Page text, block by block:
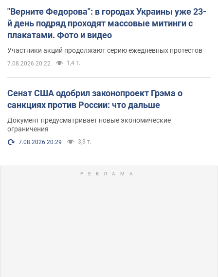
"Верните Федорова": в городах Украины уже 23-
й день подряд проходят массовые митинги с
плакатами. Фото и видео
Участники акций продолжают серию ежедневных протестов
7.08.2026 20:22 1,4 т.
Сенат США одобрил законопроект Грэма о
санкциях против России: что дальше
Документ предусматривает новые экономические
ограничения
7.08.2026 20:29 3,3 т.